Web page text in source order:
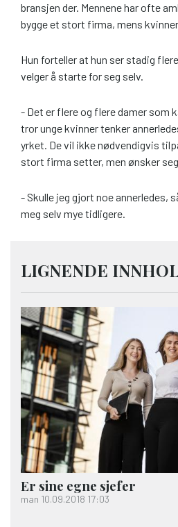
bransjen der. Mennene har ofte
bygge et stort firma, mens
Hun forteller at hun ser stadig
velger å starte for seg selv.
- Det er flere og flere damer som
tror unge kvinner tenker
yrket. De vil ikke nødvendigvis
stort firma setter, men ønsker
- Skulle jeg gjort noe annerledes,
meg selv mye tidligere.
LIGNENDE
Er sine egne sjefer
man 10.09.2018 17:03